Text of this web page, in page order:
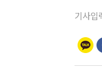
기사입